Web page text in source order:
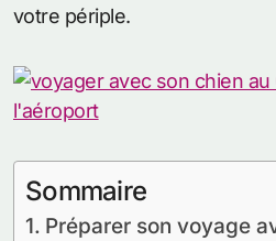
votre périple.
Sommaire
Préparer son voyage